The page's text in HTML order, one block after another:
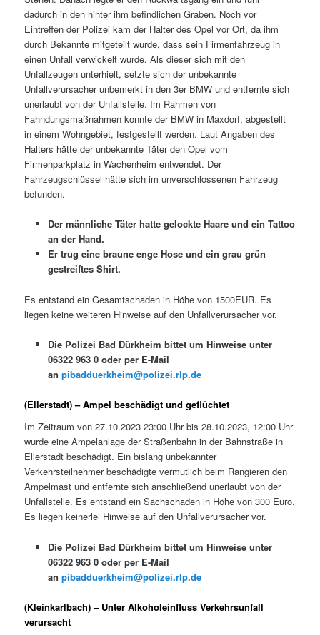
dadurch in den hinter ihm befindlichen Graben. Noch vor
Eintreffen der Polizei kam der Halter des Opel vor Ort, da ihm
durch Bekannte mitgeteilt wurde, dass sein Firmenfahrzeug in
einen Unfall verwickelt wurde. Als dieser sich mit den
Unfallzeugen unterhielt, setzte sich der unbekannte
Unfallverursacher unbemerkt in den 3er BMW und entfernte sich
unerlaubt von der Unfallstelle. Im Rahmen von
Fahndungsmaßnahmen konnte der BMW in Maxdorf, abgestellt
in einem Wohngebiet, festgestellt werden. Laut Angaben des
Halters hätte der unbekannte Täter den Opel vom
Firmenparkplatz in Wachenheim entwendet. Der
Fahrzeugschlüssel hätte sich im unverschlossenen Fahrzeug
befunden.
Der männliche Täter hatte gelockte Haare und ein Tattoo
an der Hand.
Er trug eine braune enge Hose und ein grau grün
gestreiftes Shirt.
Es entstand ein Gesamtschaden in Höhe von 1500EUR. Es
liegen keine weiteren Hinweise auf den Unfallverursacher vor.
Die Polizei Bad Dürkheim bittet um Hinweise unter
06322 963 0 oder per E-Mail
an pibadduerkheim@polizei.rlp.de
(Ellerstadt) – Ampel beschädigt und geflüchtet
Im Zeitraum von 27.10.2023 23:00 Uhr bis 28.10.2023, 12:00 Uhr
wurde eine Ampelanlage der Straßenbahn in der Bahnstraße in
Ellerstadt beschädigt. Ein bislang unbekannter
Verkehrsteilnehmer beschädigte vermutlich beim Rangieren den
Ampelmast und entfernte sich anschließend unerlaubt von der
Unfallstelle. Es entstand ein Sachschaden in Höhe von 300 Euro.
Es liegen keinerlei Hinweise auf den Unfallverursacher vor.
Die Polizei Bad Dürkheim bittet um Hinweise unter
06322 963 0 oder per E-Mail
an pibadduerkheim@polizei.rlp.de
(Kleinkarlbach) – Unter Alkoholeinfluss Verkehrsunfall
verursacht